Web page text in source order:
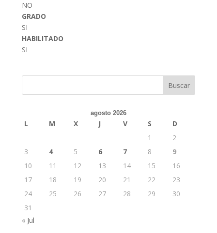
NO
GRADO
SI
HABILITADO
SI
Buscar
agosto 2026
L M X J V S
D
1
2
3
4 5 6 7 8
9
10
11 12 13 14 15
16
17
18 19 20 21 22
23
24
25 26 27 28 29
30
31
« Jul